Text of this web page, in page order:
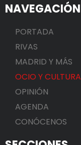
NAVEGACIÓN
PORTADA
RIVAS
MADRID Y MÁS
OCIO Y CULTURA
OPINIÓN
AGENDA
CONÓCENOS